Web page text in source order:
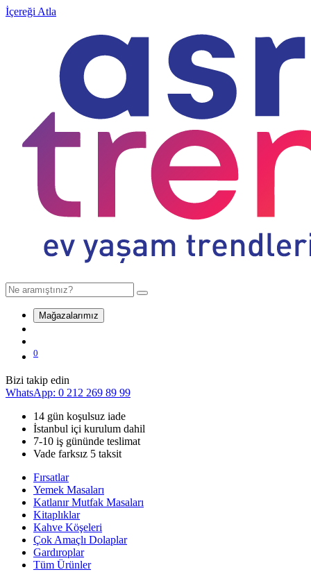
İçereği Atla
Mağazalarımız
0
Bizi takip edin
WhatsApp: 0 212 269 89 99
14 gün koşulsuz iade
İstanbul içi kurulum dahil
7-10 iş gününde teslimat
Vade farksız 5 taksit
Fırsatlar
Yemek Masaları
Katlanır Mutfak Masaları
Kitaplıklar
Kahve Köşeleri
Çok Amaçlı Dolaplar
Gardıroplar
Tüm Ürünler